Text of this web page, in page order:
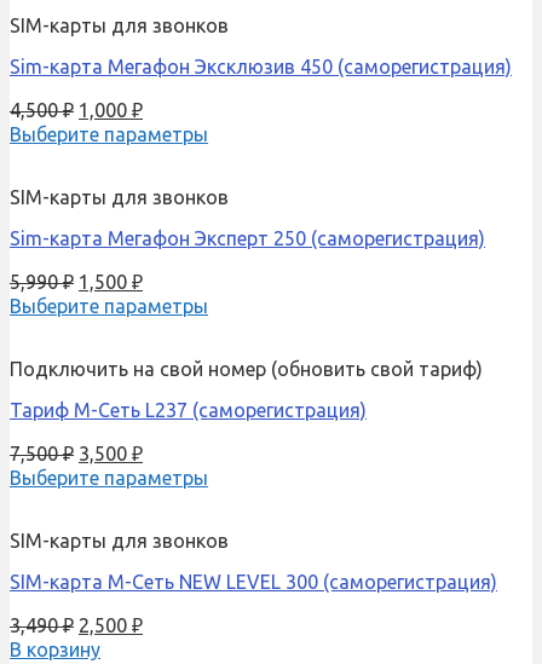
SIM-карты для звонков
Sim-карта Мегафон Эксклюзив 450 (саморегистрация)
4,500₽ 1,000 ₽
Выберите параметры
SIM-карты для звонков
Sim-карта Мегафон Эксперт 250 (саморегистрация)
5,990₽ 1,500 ₽
Выберите параметры
Подключить на свой номер (обновить свой тариф)
Тариф М-Сеть L237 (саморегистрация)
7,500₽ 3,500 ₽
Выберите параметры
SIM-карты для звонков
SIM-карта М-Сеть NEW LEVEL 300 (саморегистрация)
3,490₽ 2,500 ₽
В корзину